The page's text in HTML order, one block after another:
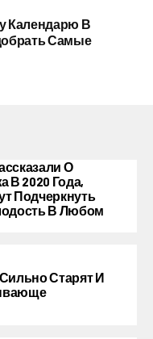
Календарю В
Самые
О
В 2020 Года,
Подчеркнуть
В Любом
Старят И